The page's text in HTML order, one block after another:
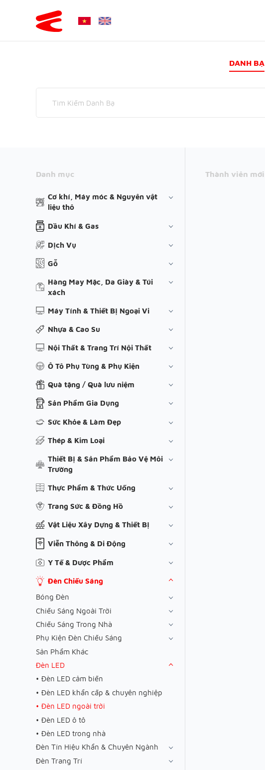
DANH BẠ
Danh mục
Cơ khí, Máy móc & Nguyên vật
liệu thô
Dầu Khí & Gas
Dịch Vụ
Gỗ
Hàng May Mặc, Da Giày & Túi
xách
Máy Tính & Thiết Bị Ngoại Vi
Nhựa & Cao Su
Nội Thất & Trang Trí Nội Thất
Ô Tô Phụ Tùng & Phụ Kiện
Quà tặng / Quà lưu niệm
Sản Phẩm Gia Dụng
Sức Khỏe & Làm Đẹp
Thép & Kim Loại
Thiết Bị & Sản Phẩm Bảo Vệ Môi
Trường
Thực Phẩm & Thức Uống
Trang Sức & Đồng Hồ
Vật Liệu Xây Dựng & Thiết Bị
Viễn Thông & Di Động
Y Tế & Dược Phẩm
Đèn Chiếu Sáng
Bóng Đèn
Chiếu Sáng Ngoài Trời
Chiếu Sáng Trong Nhà
Phụ Kiện Đèn Chiếu Sáng
Sản Phẩm Khác
Đèn LED
Đèn LED cảm biến
Đèn LED khẩn cấp & chuyên nghiệp
Đèn LED ngoài trời
Đèn LED ô tô
Đèn LED trong nhà
Đèn Tín Hiệu Khẩn & Chuyên Ngành
Đèn Trang Trí
Thành viên mới